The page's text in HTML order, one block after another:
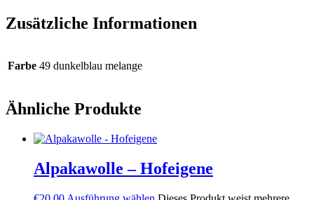
Zusätzliche Informationen
Farbe 49 dunkelblau melange
Ähnliche Produkte
Alpakawolle – Hofeigene